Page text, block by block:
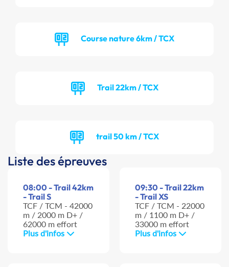
Course nature 6km / TCX
Trail 22km / TCX
trail 50 km / TCX
Liste des épreuves
08:00 - Trail 42km
- Trail S
TCF / TCM - 42000
m / 2000 m D+ /
62000 m effort
Plus d'infos
09:30 - Trail 22km
- Trail XS
TCF / TCM - 22000
m / 1100 m D+ /
33000 m effort
Plus d'infos